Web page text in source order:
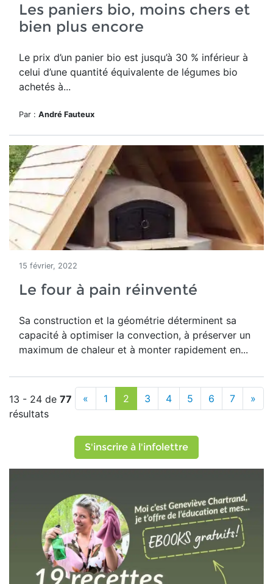
Les paniers bio, moins chers et
bien plus encore
Le prix d’un panier bio est jusqu’à 30 % inférieur à
celui d’une quantité équivalente de légumes bio
achetés à...
Par : André Fauteux
15 février, 2022
Le four à pain réinventé
Sa construction et la géométrie déterminent sa
capacité à optimiser la convection, à préserver un
maximum de chaleur et à monter rapidement en...
13 - 24 de 77
résultats
« 1 2 3 4 5 6 7 »
S'inscrire à l'infolettre